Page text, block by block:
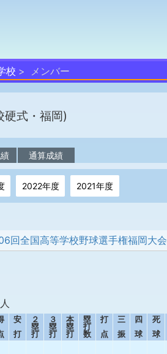
校 メンバー
硬式・福岡)
通算成績
2022年度 2021年度
回全国高等学校野球選手権福岡大会
安
打
２
塁
打
３
塁
打
本
塁
打
塁
打
数
打
点
三
振
四
球
死
球